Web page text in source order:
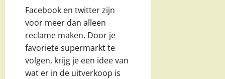
Facebook en twitter zijn
voor meer dan alleen
reclame maken. Door je
favoriete supermarkt te
volgen, krijg je een idee van
wat er in de uitverkoop is